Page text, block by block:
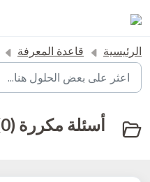
الرئيسية قاعدة المعرفة
أسئلة مكررة (0)